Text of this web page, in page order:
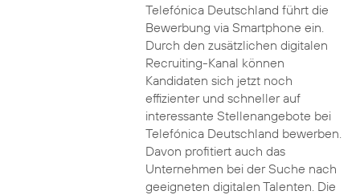
Telefónica Deutschland führt die
Bewerbung via Smartphone ein.
Durch den zusätzlichen digitalen
Recruiting-Kanal können
Kandidaten sich jetzt noch
effizienter und schneller auf
interessante Stellenangebote bei
Telefónica Deutschland bewerben.
Davon profitiert auch das
Unternehmen bei der Suche nach
geeigneten digitalen Talenten. Die